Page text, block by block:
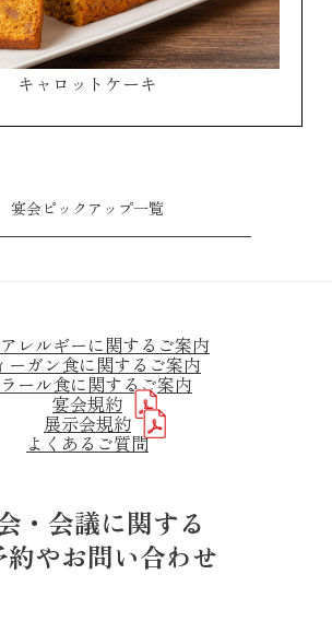
キャロットケーキ
宴会ピックアップ一覧
レルギーに関するご案内
ーガン食に関するご案内
ール食に関するご案内
宴会規約
展示会規約
よくあるご質問
・会議に関する
約やお問い合わせ